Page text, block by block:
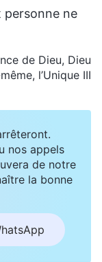
personne ne
de Dieu, Dieu
l’Unique III
nos appels
de notre
la bonne